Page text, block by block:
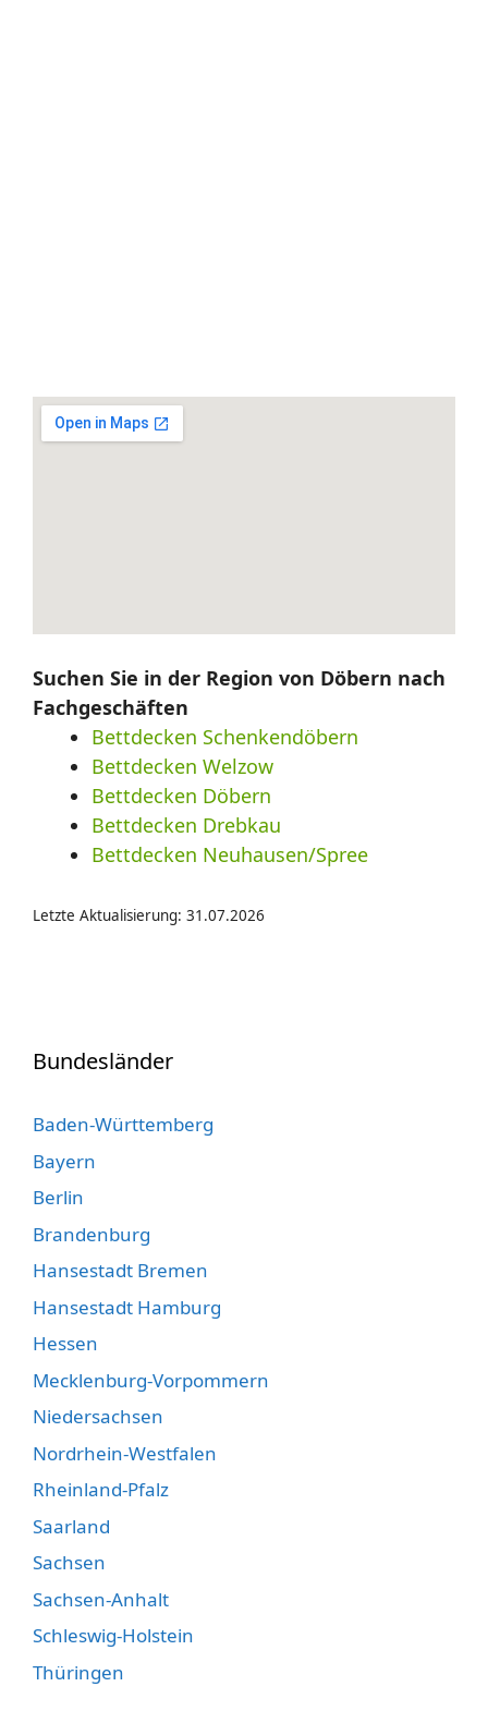
Suchen Sie in der Region von Döbern nach
Fachgeschäften
Bettdecken Schenkendöbern
Bettdecken Welzow
Bettdecken Döbern
Bettdecken Drebkau
Bettdecken Neuhausen/Spree
Letzte Aktualisierung: 31.07.2026
Bundesländer
Baden-Württemberg
Bayern
Berlin
Brandenburg
Hansestadt Bremen
Hansestadt Hamburg
Hessen
Mecklenburg-Vorpommern
Niedersachsen
Nordrhein-Westfalen
Rheinland-Pfalz
Saarland
Sachsen
Sachsen-Anhalt
Schleswig-Holstein
Thüringen